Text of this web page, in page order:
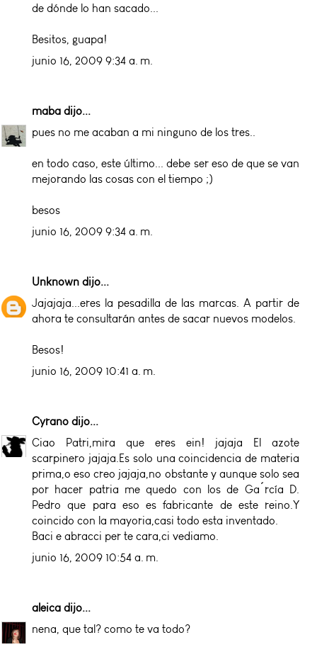
de dónde lo han sacado...
Besitos, guapa!
junio 16, 2009 9:34 a. m.
maba dijo...
pues no me acaban a mi ninguno de los tres..
en todo caso, este último... debe ser eso de que se van
mejorando las cosas con el tiempo ;)
besos
junio 16, 2009 9:34 a. m.
Unknown dijo...
Jajajaja...eres la pesadilla de las marcas. A partir de
ahora te consultarán antes de sacar nuevos modelos.
Besos!
junio 16, 2009 10:41 a. m.
Cyrano dijo...
Ciao Patri,mira que eres ein! jajaja El azote
scarpinero jajaja.Es solo una coincidencia de materia
prima,o eso creo jajaja,no obstante y aunque solo sea
por hacer patria me quedo con los de Ga´rcía D.
Pedro que para eso es fabricante de este reino.Y
coincido con la mayoria,casi todo esta inventado.
Baci e abracci per te cara,ci vediamo.
junio 16, 2009 10:54 a. m.
aleica dijo...
nena, que tal? como te va todo?